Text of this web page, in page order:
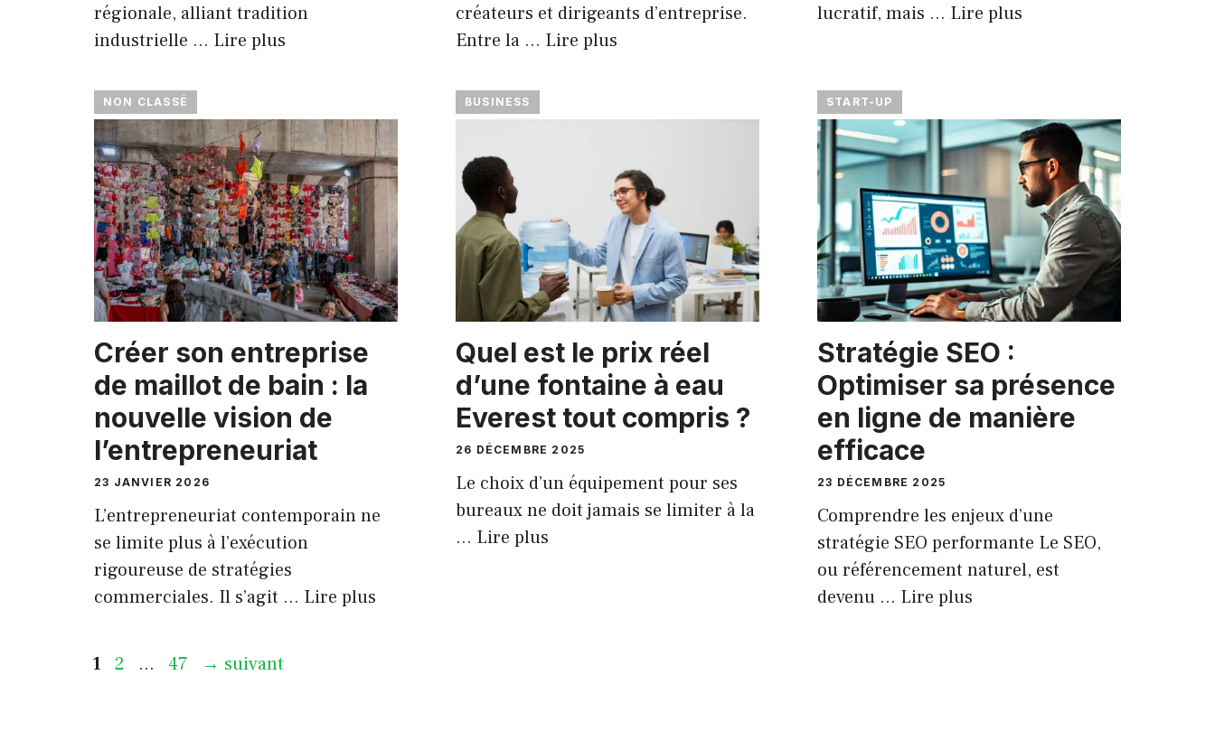
régionale, alliant tradition
industrielle … Lire plus
créateurs et dirigeants d’entreprise.
Entre la … Lire plus
lucratif, mais … Lire plus
NON CLASSÉ
Créer son entreprise
de maillot de bain : la
nouvelle vision de
l’entrepreneuriat
23 JANVIER 2026
L’entrepreneuriat contemporain ne
se limite plus à l’exécution
rigoureuse de stratégies
commerciales. Il s’agit … Lire plus
BUSINESS
Quel est le prix réel
d’une fontaine à eau
Everest tout compris ?
26 DÉCEMBRE 2025
Le choix d’un équipement pour ses
bureaux ne doit jamais se limiter à la
… Lire plus
START-UP
Stratégie SEO :
Optimiser sa présence
en ligne de manière
efficace
23 DÉCEMBRE 2025
Comprendre les enjeux d’une
stratégie SEO performante Le SEO,
ou référencement naturel, est
devenu … Lire plus
Page
1 Page
2 … Page
47 → suivant